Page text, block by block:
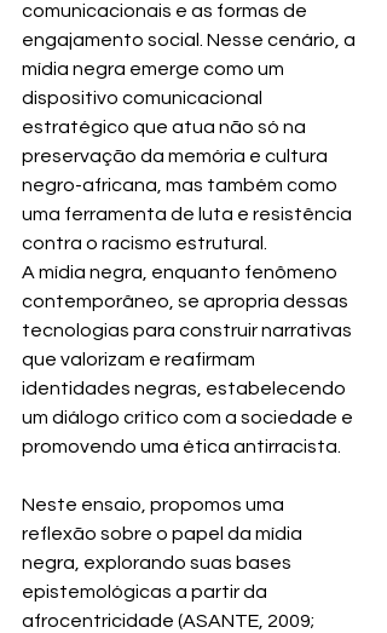
comunicacionais e as formas de
engajamento social. Nesse cenário, a
mídia negra emerge como um
dispositivo comunicacional
estratégico que atua não só na
preservação da memória e cultura
negro-africana, mas também como
uma ferramenta de luta e resistência
contra o racismo estrutural.
A mídia negra, enquanto fenômeno
contemporâneo, se apropria dessas
tecnologias para construir narrativas
que valorizam e reafirmam
identidades negras, estabelecendo
um diálogo crítico com a sociedade e
promovendo uma ética antirracista.
Neste ensaio, propomos uma
reflexão sobre o papel da mídia
negra, explorando suas bases
epistemológicas a partir da
afrocentricidade (ASANTE, 2009;